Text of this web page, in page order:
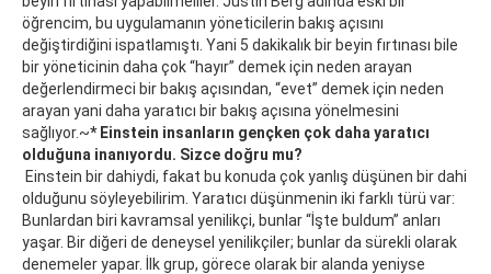
öğrencim, bu uygulamanın yöneticilerin bakış açısını
değiştirdiğini ispatlamıştı. Yani 5 dakikalık bir beyin fırtınası bile
bir yöneticinin daha çok “hayır” demek için neden arayan
değerlendirmeci bir bakış açısından, “evet” demek için neden
arayan yani daha yaratıcı bir bakış açısına yönelmesini
sağlıyor.~* Einstein insanların gençken çok daha yaratıcı
olduğuna inanıyordu. Sizce doğru mu?
Einstein bir dahiydi, fakat bu konuda çok yanlış düşünen bir dahi
olduğunu söyleyebilirim. Yaratıcı düşünmenin iki farklı türü var:
Bunlardan biri kavramsal yenilikçi, bunlar “İşte buldum” anları
yaşar. Bir diğeri de deneysel yenilikçiler; bunlar da sürekli olarak
denemeler yapar. İlk grup, görece olarak bir alanda yeniyse